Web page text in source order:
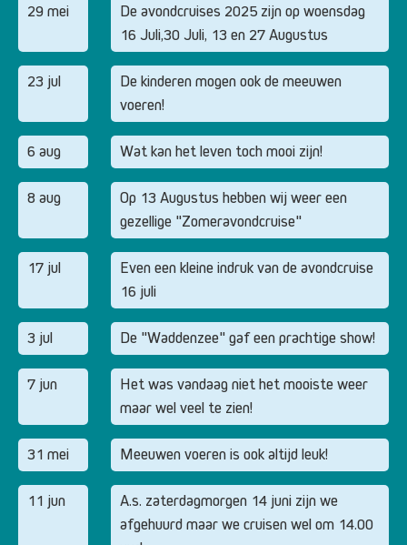
29 mei
De avondcruises 2025 zijn op woensdag
16 Juli,30 Juli, 13 en 27 Augustus
23 jul
De kinderen mogen ook de meeuwen
voeren!
6 aug Wat kan het leven toch mooi zijn!
8 aug
Op 13 Augustus hebben wij weer een
gezellige "Zomeravondcruise"
17 jul
Even een kleine indruk van de avondcruise
16 juli
3 jul De "Waddenzee" gaf een prachtige show!
7 jun
Het was vandaag niet het mooiste weer
maar wel veel te zien!
31 mei Meeuwen voeren is ook altijd leuk!
11 jun
A.s. zaterdagmorgen 14 juni zijn we
afgehuurd maar we cruisen wel om 14.00